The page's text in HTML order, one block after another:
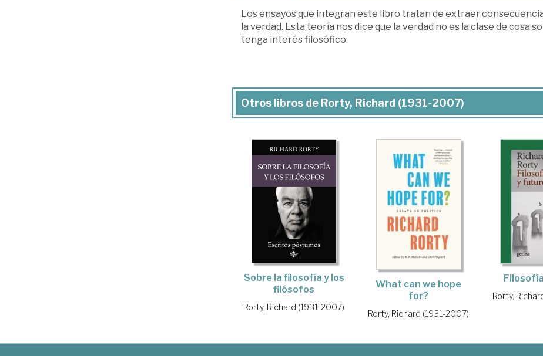
Los ensayos que integran este libro tratan de extraer
la verdad. Esta teoría nos dice que la verdad no es la clase de cosa
tenga interés filosófico.
Otros libros de Rorty, Richard (1931-2007)
Sobre la filosofía y los
filósofos
Rorty, Richard (1931-2007)
What can we hope
for?
Rorty, Richard (1931-2007)
Rorty,